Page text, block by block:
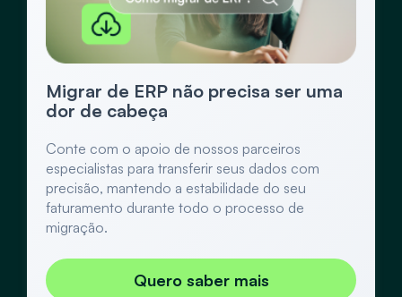
Migrar de ERP não precisa ser uma
dor de cabeça
Conte com o apoio de nossos parceiros
especialistas para transferir seus dados com
precisão, mantendo a estabilidade do seu
faturamento durante todo o processo de
migração.
Quero saber mais